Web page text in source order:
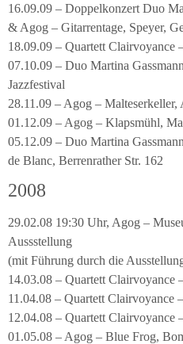
16.09.09 – Doppelkonzert Duo
& Agog – Gitarrentage, Speyer,
18.09.09 – Quartett Clairvoyance
07.10.09 – Duo Martina
Jazzfestival
28.11.09 – Agog – Malteserkeller,
01.12.09 – Agog – Klapsmühl,
05.12.09 – Duo Martina
de Blanc, Berrenrather Str. 162
2008
29.02.08 19:30 Uhr, Agog –
Aussstellung
(mit Führung durch die
14.03.08 – Quartett Clairvoyance
11.04.08 – Quartett Clairvoyance
12.04.08 – Quartett Clairvoyance
01.05.08 – Agog – Blue Frog,